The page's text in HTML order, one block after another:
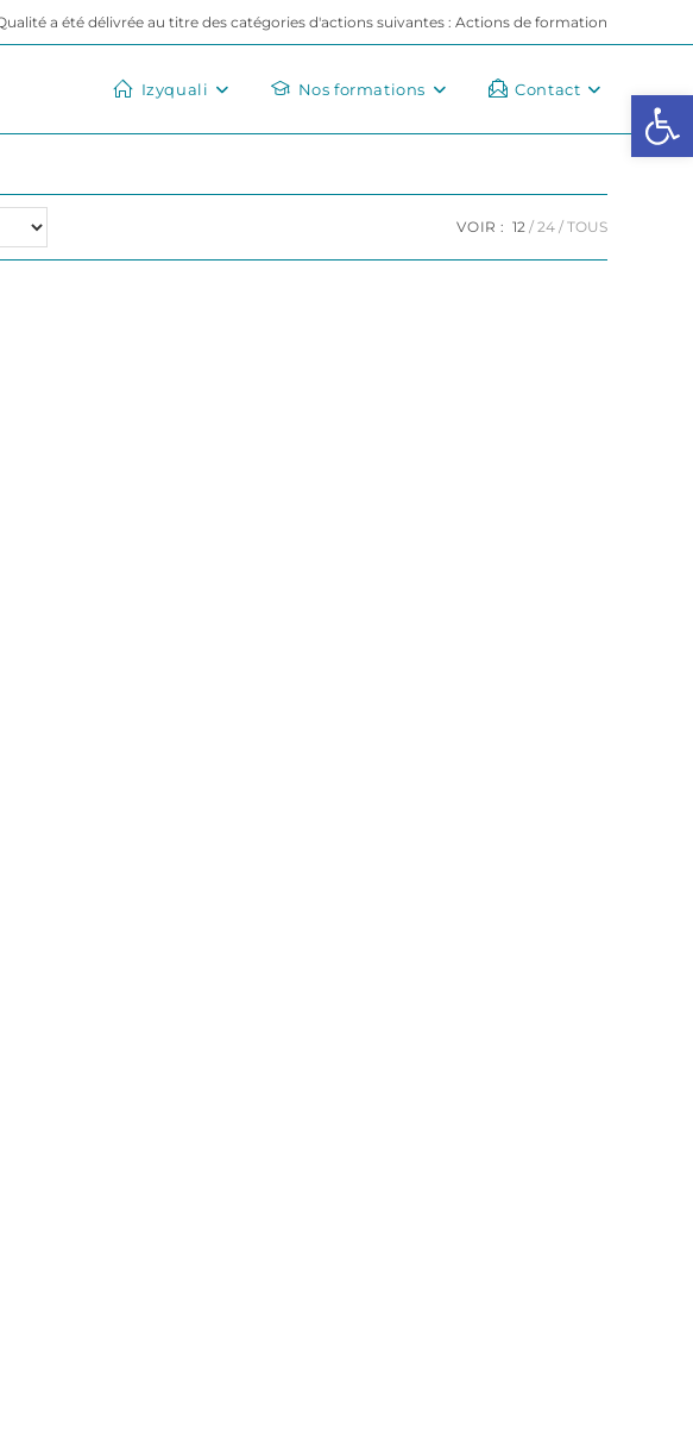
a été délivrée au titre des catégories d'actions suivantes : Actions de formation
Izyquali Nos formations Contact
VOIR : 12 24 TOUS
Ouvrir la barre d’outils